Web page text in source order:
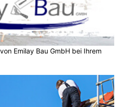
Emilay Bau GmbH bei Ihrem